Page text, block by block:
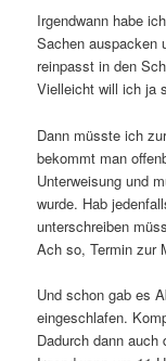
Irgendwann habe
Sachen auspacken
reinpasst in den
Vielleicht will ich ja
Dann müsste ich
bekommt man
Unterweisung und
wurde. Hab
unterschreiben
Ach so, Termin zur
Und schon gab es
eingeschlafen.
Dadurch dann